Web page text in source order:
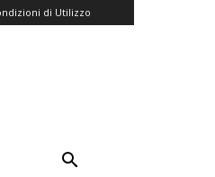
di Utilizzo